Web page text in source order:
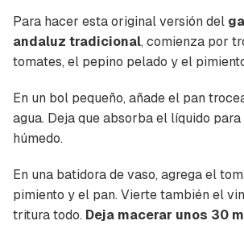
Para hacer esta original versión del
andaluz tradicional, comienza por
tomates, el pepino pelado y el
En un bol pequeño, añade el pan
agua. Deja que absorba el líquido
húmedo.
En una batidora de vaso, agrega el
pimiento y el pan. Vierte también el
tritura todo. Deja macerar unos 30